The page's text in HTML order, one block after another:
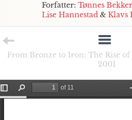
Forfatter: Tønnes
Lise Hannestad & Klavs
From Bronze to Iron: The Rise
2001